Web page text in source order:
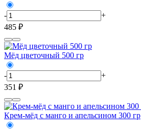
-
+
485 ₽
Мёд цветочный 500 гр
-
+
351 ₽
Крем-мёд с манго и апельсином 300 гр